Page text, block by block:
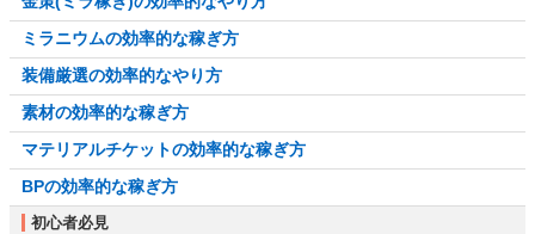
ミラニウムの効率的な稼ぎ方
装備厳選の効率的なやり方
素材の効率的な稼ぎ方
マテリアルチケットの効率的な稼ぎ方
BPの効率的な稼ぎ方
初心者必見